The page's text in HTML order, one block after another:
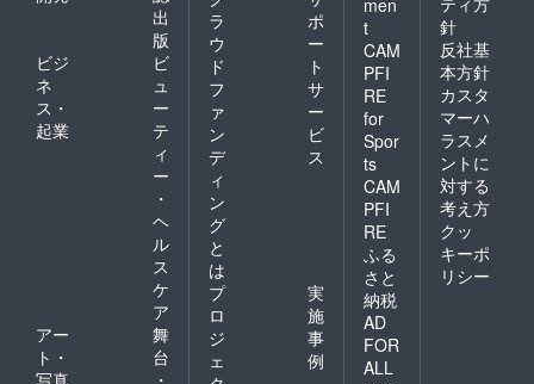
出
版
ビジ
ネ
ス・
起業
ビ
ュ
ー
テ
ィ
ー
・
ヘ
ル
ス
ケ
ア
アー
ト・
写真
舞
台
・
ラ
ウ
ド
フ
ァ
ン
デ
ィ
ン
グ
と
は
ポ
ー
ト
サ
ー
ビ
ス
プ
ロ
ジ
ェ
実
施
事
例
t
CAM
PFI
RE
for
Spor
ts
CAM
PFI
RE
ふる
さと
納税
AD
FOR
ALL
針
反社基
本方針
カスタ
マーハ
ラスメ
ントに
対する
考え方
クッ
キーポ
リシー